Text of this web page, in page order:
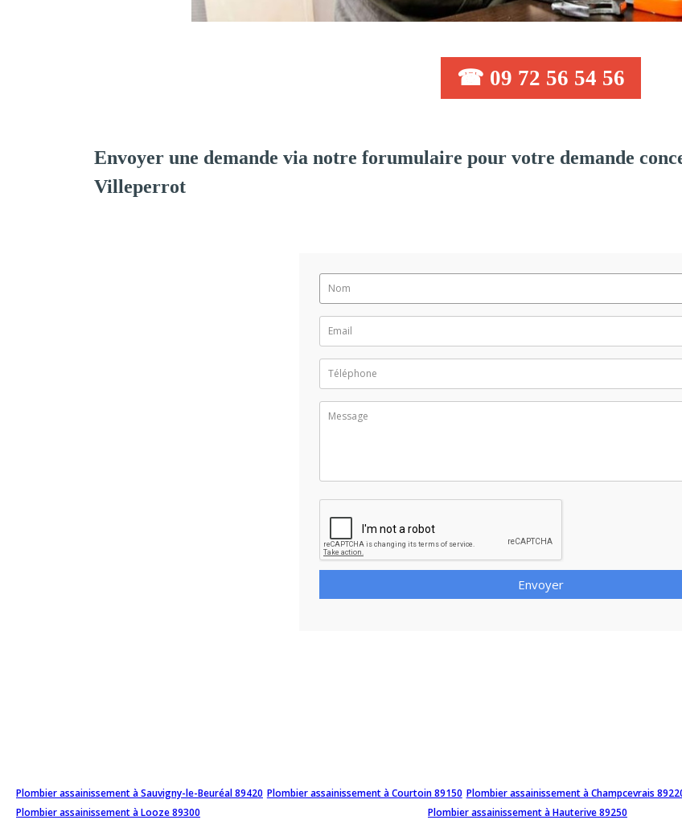
☎ 09 72 56 54 56
Envoyer une demande via notre forumulaire pour votre demande
Villeperrot
Envoyer
Plombier assainissement à Sauvigny-le-Beuréal 89420 Plombier assainissement à Courtoin 89150 Plombier assainissement à Champcevrais
Plombier assainissement à Looze 89300
Plombier assainissement à Hauterive 89250